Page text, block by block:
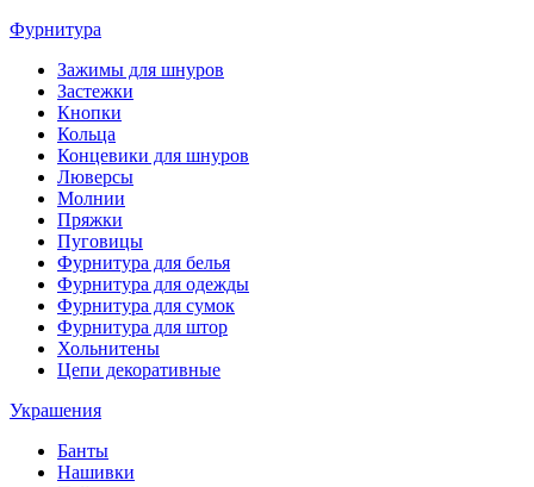
Фурнитура
Зажимы для шнуров
Застежки
Кнопки
Кольца
Концевики для шнуров
Люверсы
Молнии
Пряжки
Пуговицы
Фурнитура для белья
Фурнитура для одежды
Фурнитура для сумок
Фурнитура для штор
Хольнитены
Цепи декоративные
Украшения
Банты
Нашивки